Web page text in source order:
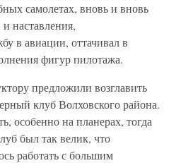
самолетах, вновь и вновь
наставления,
в авиации, оттачивал в
фигур пилотажа.
предложили возглавить
клуб Волховского района.
особенно на планерах, тогда
был так велик, что
работать с большим